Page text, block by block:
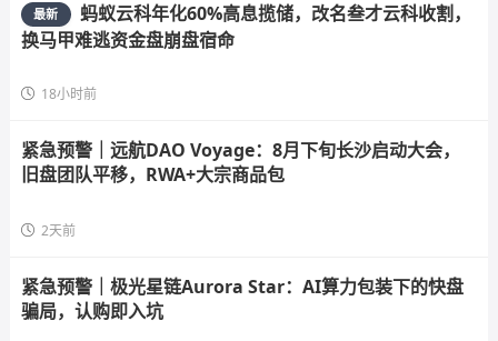
最新
蚂蚁云科年化60%高息揽储，改名叁才云科收割，
换马甲难逃资金盘崩盘宿命
18小时前
紧急预警｜远航DAO Voyage：8月下旬长沙启动大会，
旧盘团队平移，RWA+大宗商品包
2天前
紧急预警｜极光星链Aurora Star：AI算力包装下的快盘
骗局，认购即入坑